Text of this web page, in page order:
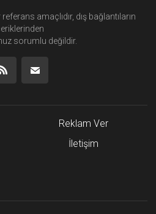
amaçlıdır, dış bağlantıların
sorumlu değildir.
Reklam Ver
İletişim